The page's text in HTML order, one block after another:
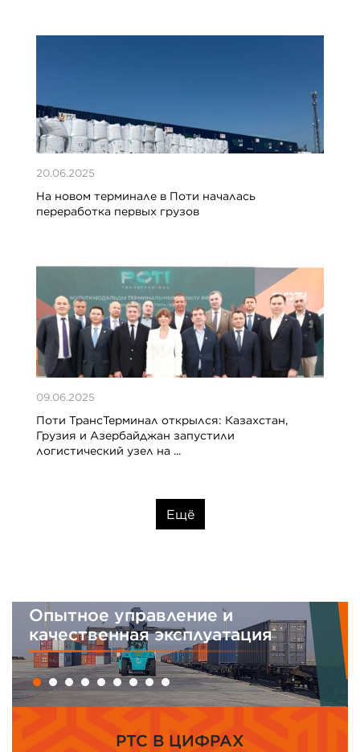
20.06.2025
На новом терминале в Поти началась
переработка первых грузов
09.06.2025
Поти ТрансТерминал открылся: Казахстан,
Грузия и Азербайджан запустили
логистический узел на ...
Ещё
Интегрированная система
менеджмента
PTC В ЦИФРАХ